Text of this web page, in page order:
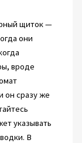
щиток —
они
вроде
он сразу же
указывать
В